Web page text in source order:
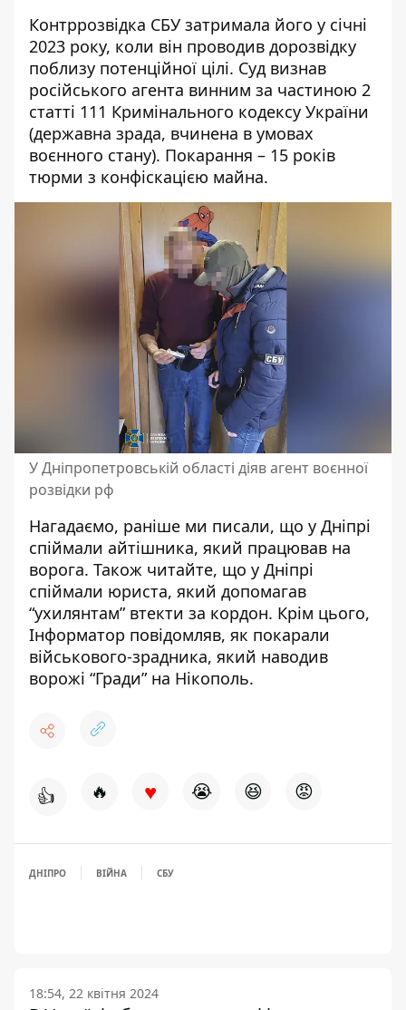
Контррозвідка СБУ затримала його у січні
2023 року, коли він проводив дорозвідку
поблизу потенційної цілі. Суд визнав
російського агента винним за частиною 2
статті 111 Кримінального кодексу України
(державна зрада, вчинена в умовах
воєнного стану). Покарання – 15 років
тюрми з конфіскацією майна.
У Дніпропетровській області діяв агент воєнної
розвідки рф
Нагадаємо, раніше ми писали, що у Дніпрі
спіймали айтішника, який працював на
ворога. Також читайте, що у Дніпрі
спіймали юриста, який допомагав
“ухилянтам” втекти за кордон. Крім цього,
Інформатор повідомляв, як покарали
військового-зрадника, який наводив
ворожі “Гради” на Нікополь.
👍 🔥 ♥ 😭 😆 😡
ДНІПРО ВІЙНА СБУ
18:54, 22 квітня 2024